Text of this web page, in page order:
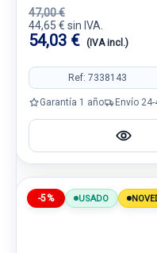
47,00 €
44,65 € sin IVA.
54,03 € (IVA incl.)
Ref: 7338143
Garantía 1 año Envío 24-
-5% USADO